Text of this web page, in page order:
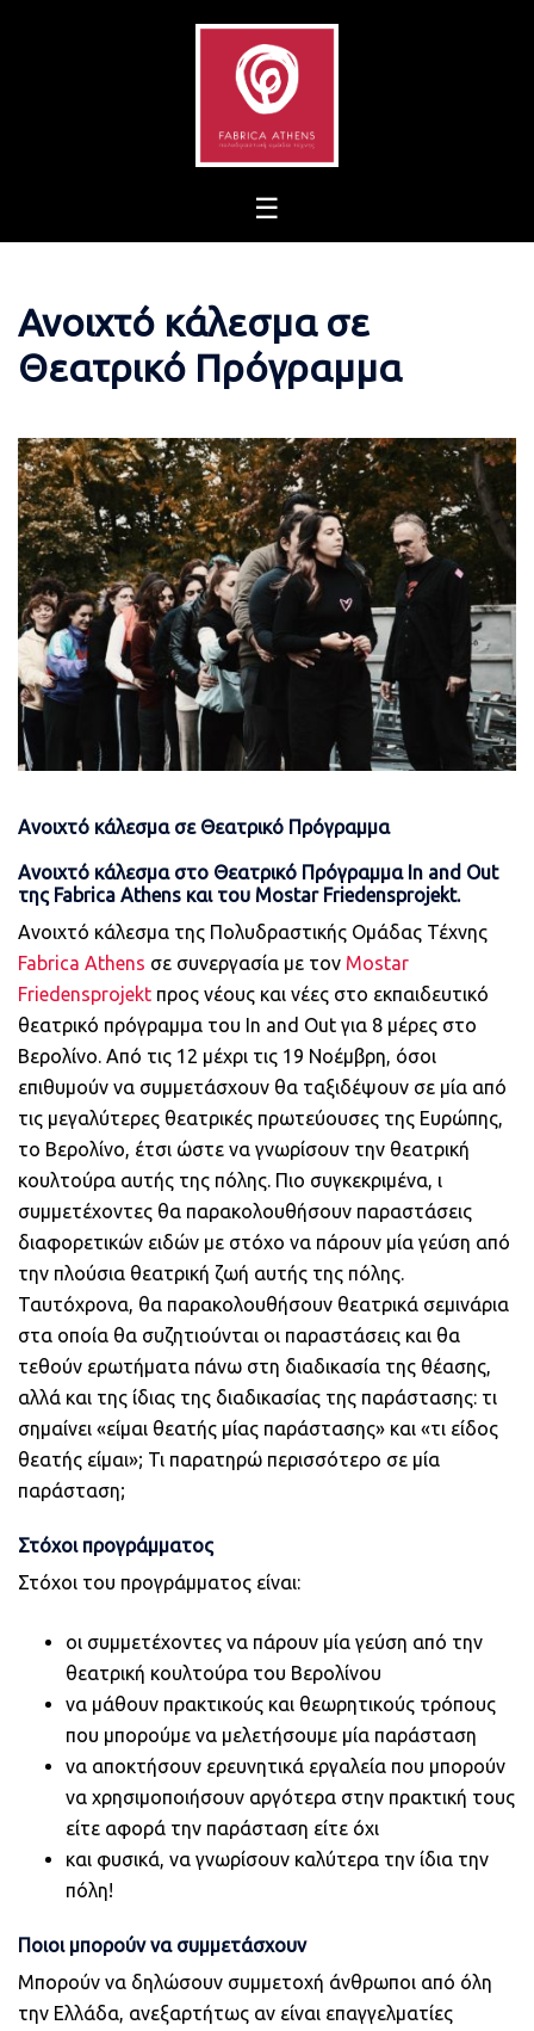
Ανοιχτό κάλεσμα σε
Θεατρικό Πρόγραμμα
Ανοιχτό κάλεσμα σε Θεατρικό Πρόγραμμα
Ανοιχτό κάλεσμα στο Θεατρικό Πρόγραμμα In and Out
της Fabrica Athens και του Mostar Friedensprojekt.
Ανοιχτό κάλεσμα της Πολυδραστικής Ομάδας Τέχνης
Fabrica Athens σε συνεργασία με τον Mostar
Friedensprojekt προς νέους και νέες στο εκπαιδευτικό
θεατρικό πρόγραμμα του In and Out για 8 μέρες στο
Βερολίνο. Από τις 12 μέχρι τις 19 Νοέμβρη, όσοι
επιθυμούν να συμμετάσχουν θα ταξιδέψουν σε μία από
τις μεγαλύτερες θεατρικές πρωτεύουσες της Ευρώπης,
το Βερολίνο, έτσι ώστε να γνωρίσουν την θεατρική
κουλτούρα αυτής της πόλης. Πιο συγκεκριμένα, ι
συμμετέχοντες θα παρακολουθήσουν παραστάσεις
διαφορετικών ειδών με στόχο να πάρουν μία γεύση από
την πλούσια θεατρική ζωή αυτής της πόλης.
Ταυτόχρονα, θα παρακολουθήσουν θεατρικά σεμινάρια
στα οποία θα συζητιούνται οι παραστάσεις και θα
τεθούν ερωτήματα πάνω στη διαδικασία της θέασης,
αλλά και της ίδιας της διαδικασίας της παράστασης: τι
σημαίνει «είμαι θεατής μίας παράστασης» και «τι είδος
θεατής είμαι»; Τι παρατηρώ περισσότερο σε μία
παράσταση;
Στόχοι προγράμματος
Στόχοι του προγράμματος είναι:
οι συμμετέχοντες να πάρουν μία γεύση από την
θεατρική κουλτούρα του Βερολίνου
να μάθουν πρακτικούς και θεωρητικούς τρόπους
που μπορούμε να μελετήσουμε μία παράσταση
να αποκτήσουν ερευνητικά εργαλεία που μπορούν
να χρησιμοποιήσουν αργότερα στην πρακτική τους
είτε αφορά την παράσταση είτε όχι
και φυσικά, να γνωρίσουν καλύτερα την ίδια την
πόλη!
Ποιοι μπορούν να συμμετάσχουν
Μπορούν να δηλώσουν συμμετοχή άνθρωποι από όλη
την Ελλάδα, ανεξαρτήτως αν είναι επαγγελματίες